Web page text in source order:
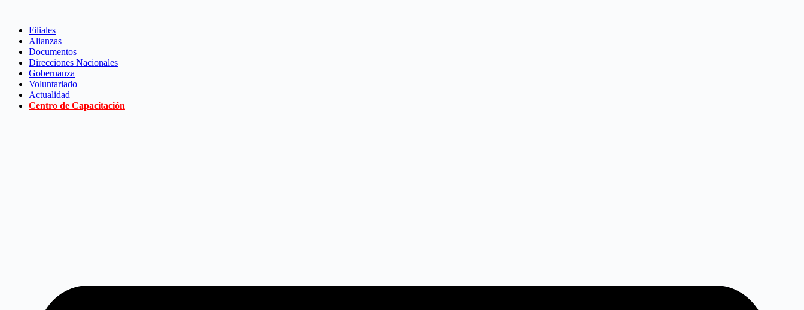
contenidoFiliales
Alianzas
Documentos
Direcciones Nacionales
Gobernanza
Voluntariado
Actualidad
Centro de Capacitación